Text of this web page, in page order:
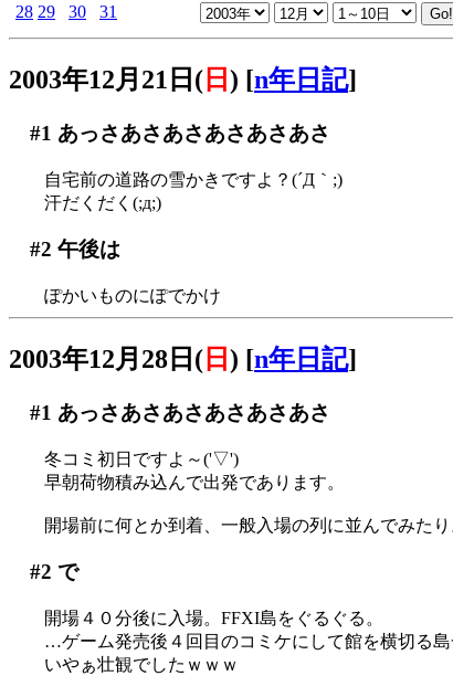
28 29 30 31
2003年12月21日( 日 ) [n年日記]
#1 あっさあさあさあさあさあさ
自宅前の道路の雪かきですよ？(´Д｀;)
汗だくだく(;д;)
#2 午後は
ぽかいものにぽでかけ
2003年12月28日( 日 ) [n年日記]
#1 あっさあさあさあさあさあさ
冬コミ初日ですよ～('▽')
早朝荷物積み込んで出発であります。
開場前に何とか到着、一般入場の列に並んでみたり
#2 で
開場４０分後に入場。FFXI島をぐるぐる。
…ゲーム発売後４回目のコミケにして館を横切る島
いやぁ壮観でしたｗｗｗ